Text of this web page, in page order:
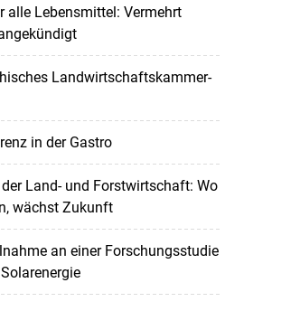
alle Lebensmittel: Vermehrt
Landwirtschaftskammer-
in der Gastro
Land- und Forstwirtschaft: Wo
wächst Zukunft
an einer Forschungsstudie